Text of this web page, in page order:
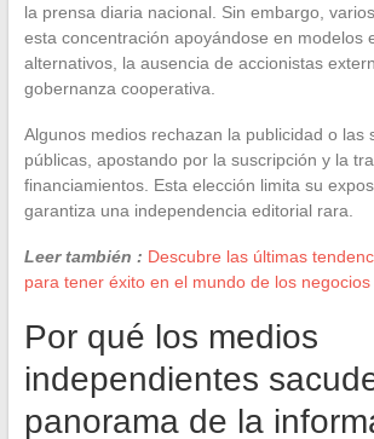
la prensa diaria nacional. Sin embargo,
esta concentración apoyándose en modelos
alternativos, la ausencia de accionistas
gobernanza cooperativa.
Algunos medios rechazan la publicidad o las
públicas, apostando por la suscripción y la
financiamientos. Esta elección limita su
garantiza una independencia editorial rara.
Leer también : Descubre las últimas
para tener éxito en el mundo de los negocios
Por qué los medios
independientes
panorama de la